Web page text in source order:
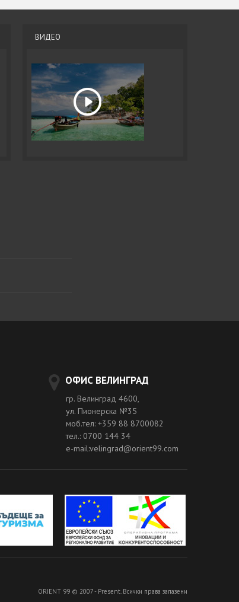
ВИДЕО
ОФИС ВЕЛИНГРАД
гр. Велинград 4600,
ул. Пионерска №35
моб.тел: +359 88 8700082
тел.: 0700 144 34
e-mail:velingrad@orient99.com
ORIENT 99 © 2007 - Present. Всички права запазени